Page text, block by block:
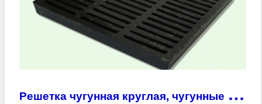
Р
ешетка чугунная круглая, чугунные ливневые решетки